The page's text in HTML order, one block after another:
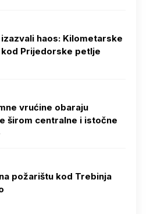
izazvali haos: Kilometarske
Prijedorske petlje
vrućine obaraju
širom centralne i istočne
požarištu kod Trebinja